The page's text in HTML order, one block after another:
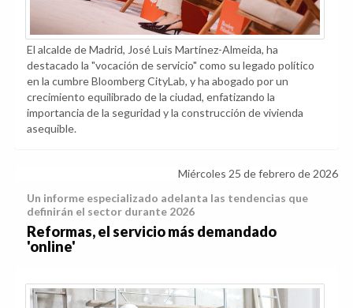
El alcalde de Madrid, José Luis Martínez-Almeida, ha
destacado la "vocación de servicio" como su legado político
en la cumbre Bloomberg CityLab, y ha abogado por un
crecimiento equilibrado de la ciudad, enfatizando la
importancia de la seguridad y la construcción de vivienda
asequible.
Miércoles 25 de febrero de 2026
Un informe especializado adelanta las tendencias que
definirán el sector durante 2026
Reformas, el servicio más demandado
'online'